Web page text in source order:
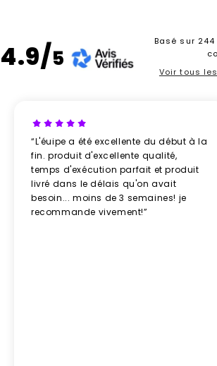
4.9/5
Basé sur
Voir tous
“L'éuipe a été excellente du début à la
fin. produit d'excellente qualité,
temps d'exécution parfait et produit
livré dans le délais qu'on avait
besoin... moins de 3 semaines! je
recommande vivement!”